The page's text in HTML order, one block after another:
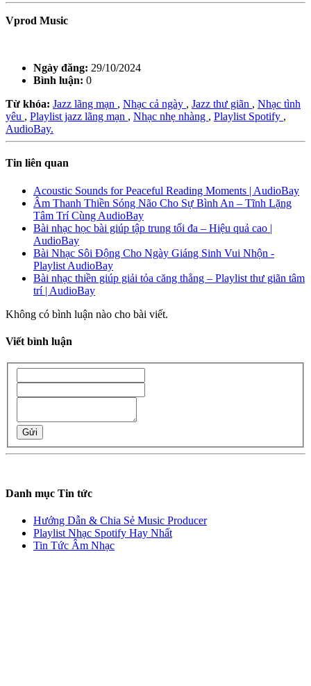
Vprod Music
Ngày đăng: 29/10/2024
Bình luận: 0
Từ khóa: Jazz lãng mạn , Nhạc cả ngày , Jazz thư giãn , Nhạc tình
yêu , Playlist jazz lãng mạn , Nhạc nhẹ nhàng , Playlist Spotify ,
AudioBay.
Tin liên quan
Acoustic Sounds for Peaceful Reading Moments | AudioBay
Âm Thanh Thiền Sóng Não Cho Sự Bình An – Tĩnh Lặng
Tâm Trí Cùng AudioBay
Bài nhạc học bài giúp tập trung tối đa – Hiệu quả cao |
AudioBay
Bài Nhạc Sôi Động Cho Ngày Giáng Sinh Vui Nhộn -
Playlist AudioBay
Bài nhạc thiền giúp giải tỏa căng thẳng – Playlist thư giãn tâm
trí | AudioBay
Không có bình luận nào cho bài viết.
Viết bình luận
Gửi
Danh mục Tin tức
Hướng Dẫn & Chia Sẻ Music Producer
Playlist Nhạc Spotify Hay Nhất
Tin Tức Âm Nhạc